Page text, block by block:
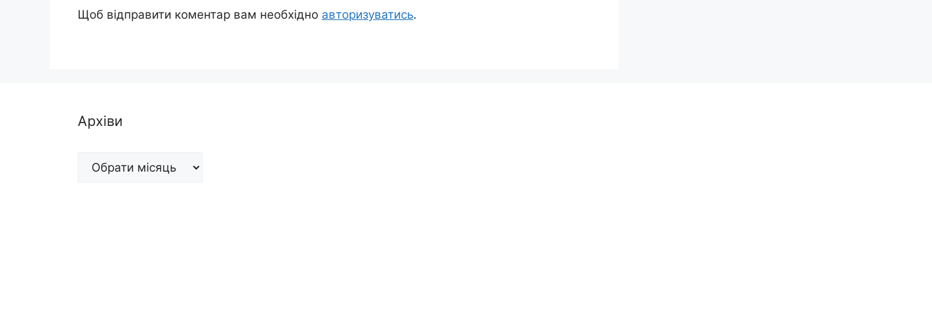
Щоб відправити коментар вам необхідно авторизуватись.
Архіви
Архіви